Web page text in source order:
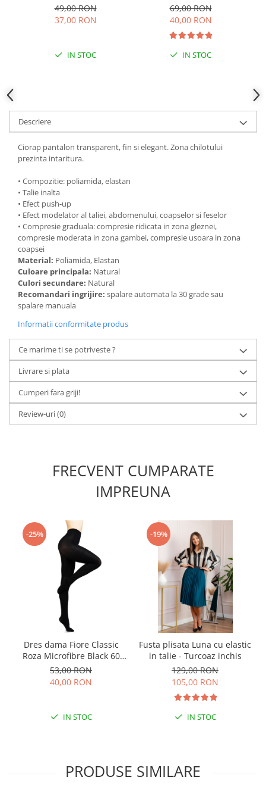
49,00 RON
37,00 RON
IN STOC
69,00 RON
40,00 RON
IN STOC
Descriere
Ciorap pantalon transparent, fin si elegant. Zona chilotului
prezinta intaritura.
• Compozitie: poliamida, elastan
• Talie inalta
• Efect push-up
• Efect modelator al taliei, abdomenului, coapselor si feselor
• Compresie graduala: compresie ridicata in zona gleznei,
compresie moderata in zona gambei, compresie usoara in zona
coapsei
Material: Poliamida, Elastan
Culoare principala: Natural
Culori secundare: Natural
Recomandari ingrijire: spalare automata la 30 grade sau
spalare manuala
Informatii conformitate produs
Ce marime ti se potriveste ?
Livrare si plata
Cumperi fara griji!
Review-uri(0)
FRECVENT CUMPARATE
IMPREUNA
-25%
Dres dama Fiore Classic
Roza Microfibre Black 60
DEN
53,00 RON
40,00 RON
IN STOC
-19%
Fusta plisata Luna cu elastic
in talie - Turcoaz inchis
129,00 RON
105,00 RON
IN STOC
PRODUSE SIMILARE